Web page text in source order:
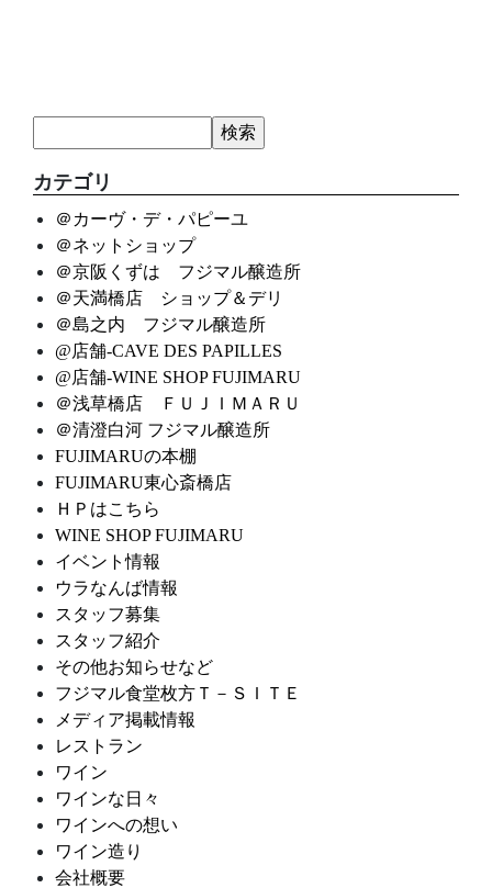
カテゴリ
＠カーヴ・デ・パピーユ
＠ネットショップ
＠京阪くずは フジマル醸造所
＠天満橋店 ショップ＆デリ
＠島之内 フジマル醸造所
@店舗-CAVE DES PAPILLES
@店舗-WINE SHOP FUJIMARU
＠浅草橋店 ＦＵＪＩＭＡＲＵ
＠清澄白河 フジマル醸造所
FUJIMARUの本棚
FUJIMARU東心斎橋店
ＨＰはこちら
WINE SHOP FUJIMARU
イベント情報
ウラなんば情報
スタッフ募集
スタッフ紹介
その他お知らせなど
フジマル食堂枚方Ｔ－ＳＩＴＥ
メディア掲載情報
レストラン
ワイン
ワインな日々
ワインへの想い
ワイン造り
会社概要